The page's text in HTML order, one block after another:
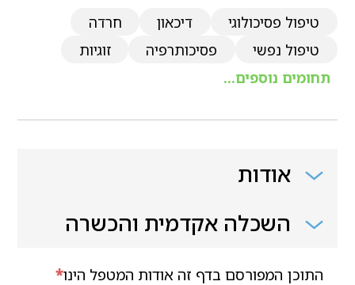
טיפול פסיכולוגי דיכאון
חרדה
טיפול נפשי
פסיכותרפיה
זוגיות
תחומים נוספים...
אודות
השכלה אקדמית והכשרה
*התוכן המפורסם בדף זה אודות המטפל הינו